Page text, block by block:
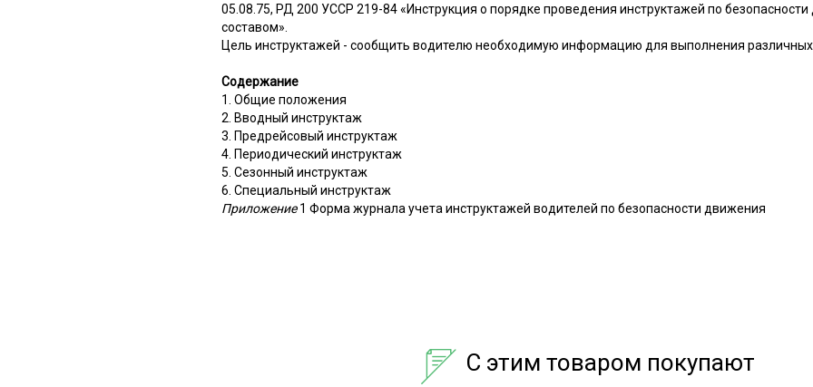
05.08.75, РД 200 УССР 219-84 «Инструкция о порядке проведения инструктажей по
составом».
Цель инструктажей - сообщить водителю необходимую информацию для выполнения различных
Содержание
1. Общие положения
2. Вводный инструктаж
3. Предрейсовый инструктаж
4. Периодический инструктаж
5. Сезонный инструктаж
6. Специальный инструктаж
Приложение1 Форма журнала учета инструктажей водителей по безопасности движения
С этим товаром покупают